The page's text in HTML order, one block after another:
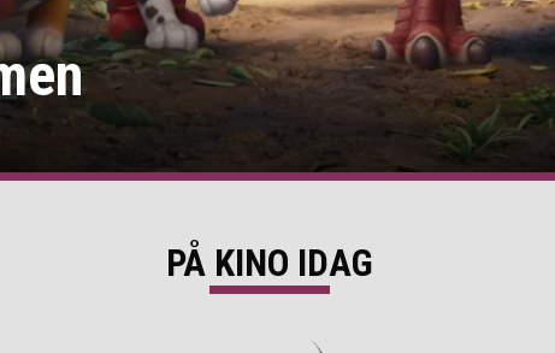
PÅ KINO IDAG